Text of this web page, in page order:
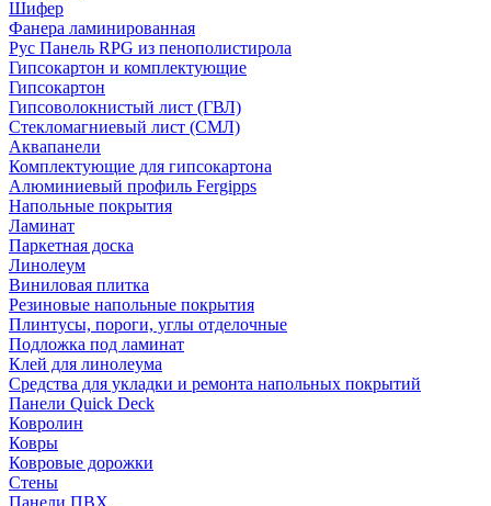
Шифер
Фанера ламинированная
Рус Панель RPG из пенополистирола
Гипсокартон и комплектующие
Гипсокартон
Гипсоволокнистый лист (ГВЛ)
Стекломагниевый лист (СМЛ)
Аквапанели
Комплектующие для гипсокартона
Алюминиевый профиль Fergipps
Напольные покрытия
Ламинат
Паркетная доска
Линолеум
Виниловая плитка
Резиновые напольные покрытия
Плинтусы, пороги, углы отделочные
Подложка под ламинат
Клей для линолеума
Средства для укладки и ремонта напольных покрытий
Панели Quick Deck
Ковролин
Ковры
Ковровые дорожки
Стены
Панели ПВХ